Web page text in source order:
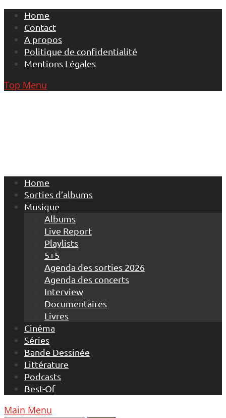
Skip
content
Home
Contact
A propos
Politique de confidentialité
Mentions Légales
Top Menu
Home
Sorties d’albums
Musique
Albums
Live Report
Playlists
5+5
Agenda des sorties 2026
Agenda des concerts
Interview
Documentaires
Livres
Cinéma
Séries
Bande Dessinée
Littérature
Podcasts
Best-Of
Main Menu